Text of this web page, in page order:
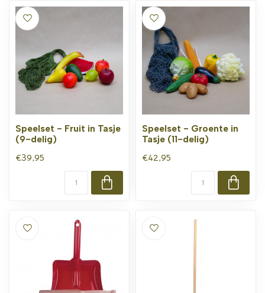
Speelset - Fruit in Tasje
(9-delig)
€39,95
Speelset - Groente in
Tasje (11-delig)
€42,95